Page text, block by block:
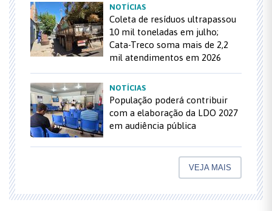
NOTÍCIAS
Coleta de resíduos ultrapassou
10 mil toneladas em julho;
Cata-Treco soma mais de 2,2
mil atendimentos em 2026
NOTÍCIAS
População poderá contribuir
com a elaboração da LDO 2027
em audiência pública
VEJA MAIS